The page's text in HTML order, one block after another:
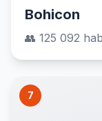
Bohicon
👥 125 092
7